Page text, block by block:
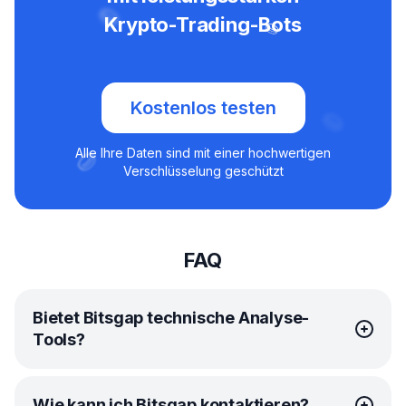
Krypto-Trading-Bots
Kostenlos testen
Alle Ihre Daten sind mit einer hochwertigen
Verschlüsselung geschützt
FAQ
Bietet Bitsgap technische Analyse-
Tools?
Bitsgap hat eine unschlagbare Partnerschaft mit